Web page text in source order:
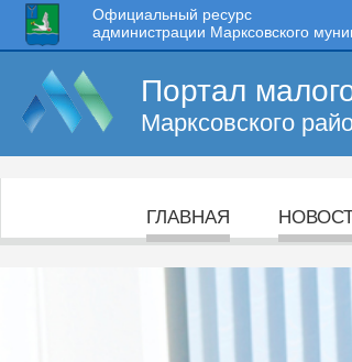
Официальный ресурс
администрации Марксовского
Портал
Марксовского
ГЛАВНАЯ